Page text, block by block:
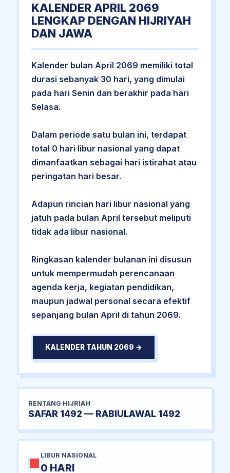
KALENDER APRIL 2069
LENGKAP DENGAN HIJRIYAH
DAN JAWA
Kalender bulan April 2069 memiliki total
durasi sebanyak 30 hari, yang dimulai
pada hari Senin dan berakhir pada hari
Selasa.
Dalam periode satu bulan ini, terdapat
total 0 hari libur nasional yang dapat
dimanfaatkan sebagai hari istirahat atau
peringatan hari besar.
Adapun rincian hari libur nasional yang
jatuh pada bulan April tersebut meliputi
tidak ada libur nasional.
Ringkasan kalender bulanan ini disusun
untuk mempermudah perencanaan
agenda kerja, kegiatan pendidikan,
maupun jadwal personal secara efektif
sepanjang bulan April di tahun 2069.
KALENDER TAHUN 2069 →
RENTANG HIJRIAH
SAFAR 1492 — RABIULAWAL 1492
LIBUR NASIONAL
0 HARI